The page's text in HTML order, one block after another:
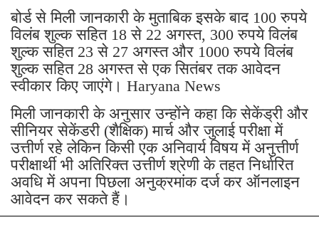
बोर्ड से मिली जानकारी के मुताबिक इसके बाद 100 रुपये
विलंब शुल्क सहित 18 से 22 अगस्त, 300 रुपये विलंब
शुल्क सहित 23 से 27 अगस्त और 1000 रुपये विलंब
शुल्क सहित 28 अगस्त से एक सितंबर तक आवेदन
स्वीकार किए जाएंगे। Haryana News
मिली जानकारी के अनुसार उन्होंने कहा कि सेकेंड्री और
सीनियर सेकेंडरी (शैक्षिक) मार्च और जुलाई परीक्षा में
उत्तीर्ण रहे लेकिन किसी एक अनिवार्य विषय में अनुत्तीर्ण
परीक्षार्थी भी अतिरिक्त उत्तीर्ण श्रेणी के तहत निर्धारित
अवधि में अपना पिछला अनुक्रमांक दर्ज कर ऑनलाइन
आवेदन कर सकते हैं।